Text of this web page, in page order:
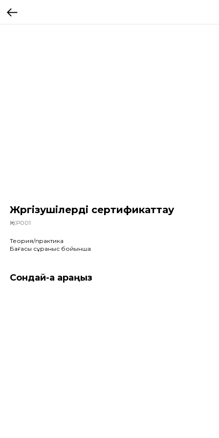
Жүргізушілерді сертификаттау
ҚЖР001
Теория/практика
Бағасы сұраныс бойынша
Сондай-ақ қараңыз